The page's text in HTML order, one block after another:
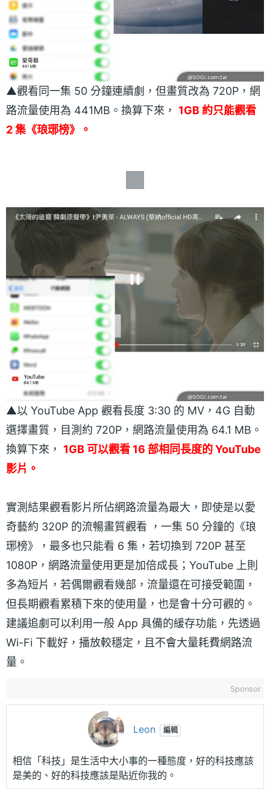
▲觀看同一集 50 分鐘連續劇，但畫質改為 720P，網
路流量使用為 441MB。換算下來， 1GB 約只能觀看
2 集《琅琊榜》。
▲以 YouTube App 觀看長度 3:30 的 MV，4G 自動
選擇畫質，目測約 720P，網路流量使用為 64.1 MB。
換算下來， 1GB 可以觀看 16 部相同長度的 YouTube
影片。
實測結果觀看影片所佔網路流量為最大，即使是以愛
奇藝約 320P 的流暢畫質觀看 ，一集 50 分鐘的《琅
琊榜》，最多也只能看 6 集，若切換到 720P 甚至
1080P，網路流量使用更是加倍成長；YouTube 上則
多為短片，若偶爾觀看幾部，流量還在可接受範圍，
但長期觀看累積下來的使用量，也是會十分可觀的。
建議追劇可以利用一般 App 具備的緩存功能，先透過
Wi-Fi 下載好，播放較穩定，且不會大量耗費網路流
量。
Sponsor
Leon 編輯
相信「科技」是生活中大小事的一種態度，好的科技應該
是美的、好的科技應該是貼近你我的。